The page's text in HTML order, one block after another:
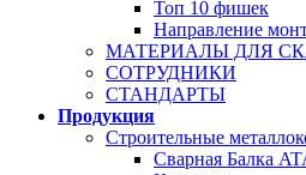
Топ 10 фишек
Направление
МАТЕРИАЛЫ ДЛЯ
СОТРУДНИКИ
СТАНДАРТЫ
Продукция
Строительные
Сварная Балка